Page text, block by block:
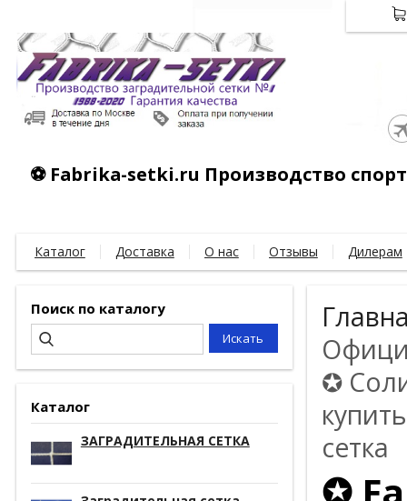
⚽ Fabrika-setki.ru Производство
Каталог Доставка О нас Отзывы Дилерам
Поиск по каталогу
Каталог
ЗАГРАДИТЕЛЬНАЯ СЕТКА
✪
сетка